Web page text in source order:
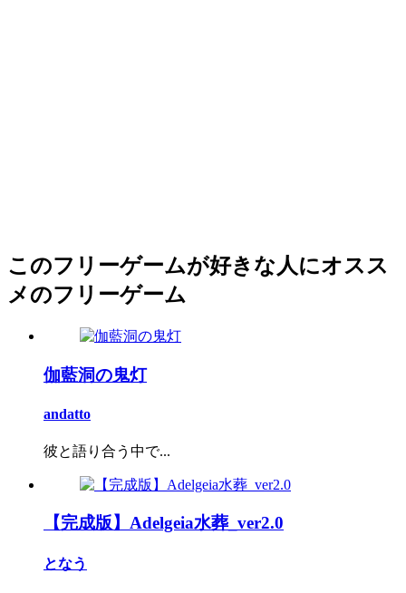
このフリーゲームが好きな人にオスス
メのフリーゲーム
伽藍洞の鬼灯
andatto
彼と語り合う中で...
【完成版】Adelgeia水葬_ver2.0
となう